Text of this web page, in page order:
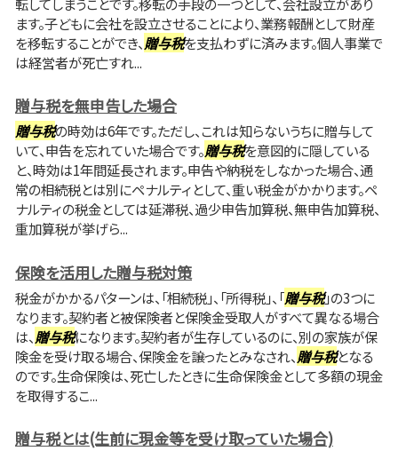
ます。子どもに会社を設立させることにより、業務報酬として財産
を移転することができ、贈与税を支払わずに済みます。個人事業で
は経営者が死亡すれ...
贈与税を無申告した場合
贈与税の時効は6年です。ただし、これは知らないうちに贈与して
いて、申告を忘れていた場合です。贈与税を意図的に隠している
と、時効は1年間延長されます。申告や納税をしなかった場合、通
常の相続税とは別にペナルティとして、重い税金がかかります。ペ
ナルティの税金としては延滞税、過少申告加算税、無申告加算税、
重加算税が挙げら...
保険を活用した贈与税対策
税金がかかるパターンは、「相続税」、「所得税」、「贈与税」の3つに
なります。契約者と被保険者と保険金受取人がすべて異なる場合
は、贈与税になります。契約者が生存しているのに、別の家族が保
険金を受け取る場合、保険金を譲ったとみなされ、贈与税となる
のです。生命保険は、死亡したときに生命保険金として多額の現金
を取得するこ...
贈与税とは(生前に現金等を受け取っていた場合)